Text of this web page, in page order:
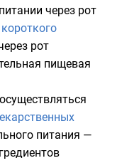
через рот
рот
пищевая
питания —